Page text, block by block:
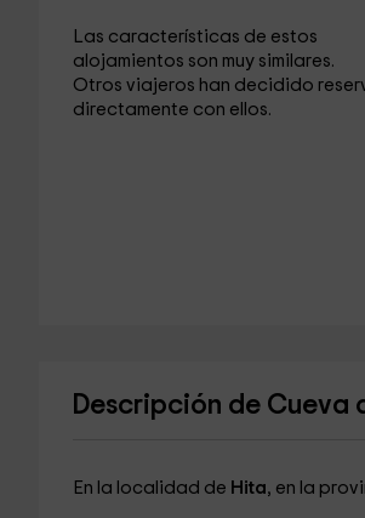
Las características de estos
alojamientos son muy similares.
Otros viajeros han decidido
directamente con ellos.
Descripción de Cueva
En la localidad de Hita, en la